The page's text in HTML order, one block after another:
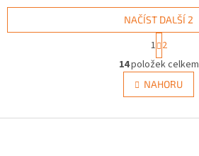
O
v
l
á
NAČÍST DALŠÍ 2
t
r
á
n
k
v
1 2
14položek celkem
NAHORU